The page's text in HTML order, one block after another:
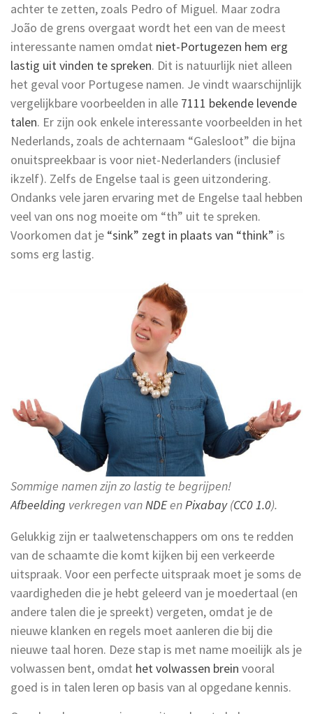
achter te zetten, zoals Pedro of Miguel. Maar zodra
João de grens overgaat wordt het een van de meest
interessante namen omdat niet-Portugezen hem erg
lastig uit vinden te spreken. Dit is natuurlijk niet alleen
het geval voor Portugese namen. Je vindt waarschijnlijk
vergelijkbare voorbeelden in alle 7111 bekende levende
talen. Er zijn ook enkele interessante voorbeelden in het
Nederlands, zoals de achternaam “Galesloot” die bijna
onuitspreekbaar is voor niet-Nederlanders (inclusief
ikzelf). Zelfs de Engelse taal is geen uitzondering.
Ondanks vele jaren ervaring met de Engelse taal hebben
veel van ons nog moeite om “th” uit te spreken.
Voorkomen dat je “sink” zegt in plaats van “think” is
soms erg lastig.
Sommige namen zijn zo lastig te begrijpen!
Afbeelding verkregen van NDEen Pixabay(CC0 1.0).
Gelukkig zijn er taalwetenschappers om ons te redden
van de schaamte die komt kijken bij een verkeerde
uitspraak. Voor een perfecte uitspraak moet je soms de
vaardigheden die je hebt geleerd van je moedertaal (en
andere talen die je spreekt) vergeten, omdat je de
nieuwe klanken en regels moet aanleren die bij die
nieuwe taal horen. Deze stap is met name moeilijk als je
volwassen bent, omdat het volwassen brein vooral
goed is in talen leren op basis van al opgedane kennis.